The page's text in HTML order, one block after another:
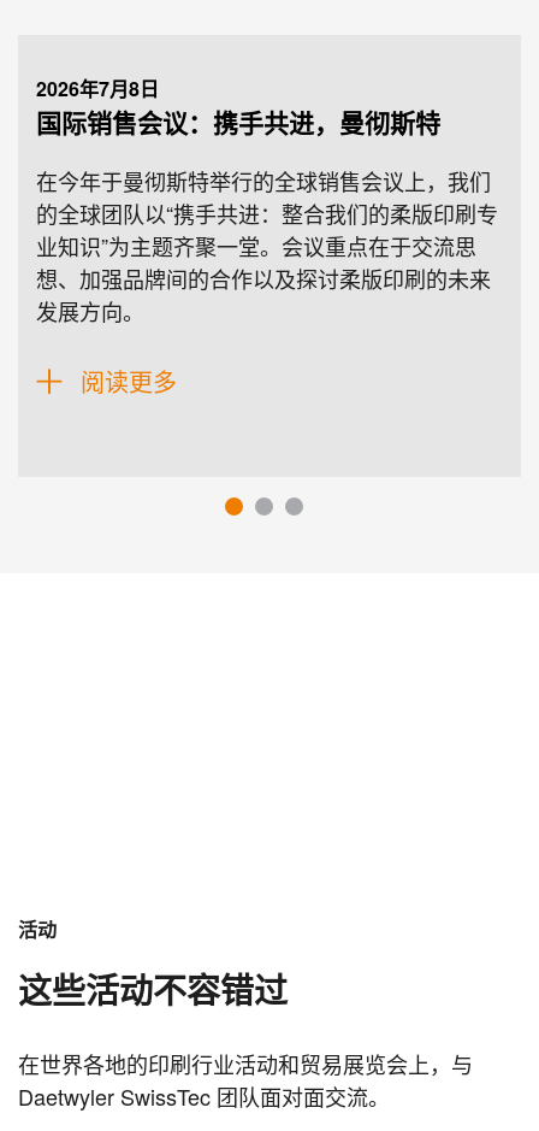
2026年7月8日
国际销售会议：携手共进，曼彻斯特
在今年于曼彻斯特举行的全球销售会议上，我们
的全球团队以“携手共进：整合我们的柔版印刷专
业知识”为主题齐聚一堂。会议重点在于交流思
想、加强品牌间的合作以及探讨柔版印刷的未来
发展方向。
阅读更多
活动
这些活动不容错过
在世界各地的印刷行业活动和贸易展览会上，与
Daetwyler SwissTec 团队面对面交流。